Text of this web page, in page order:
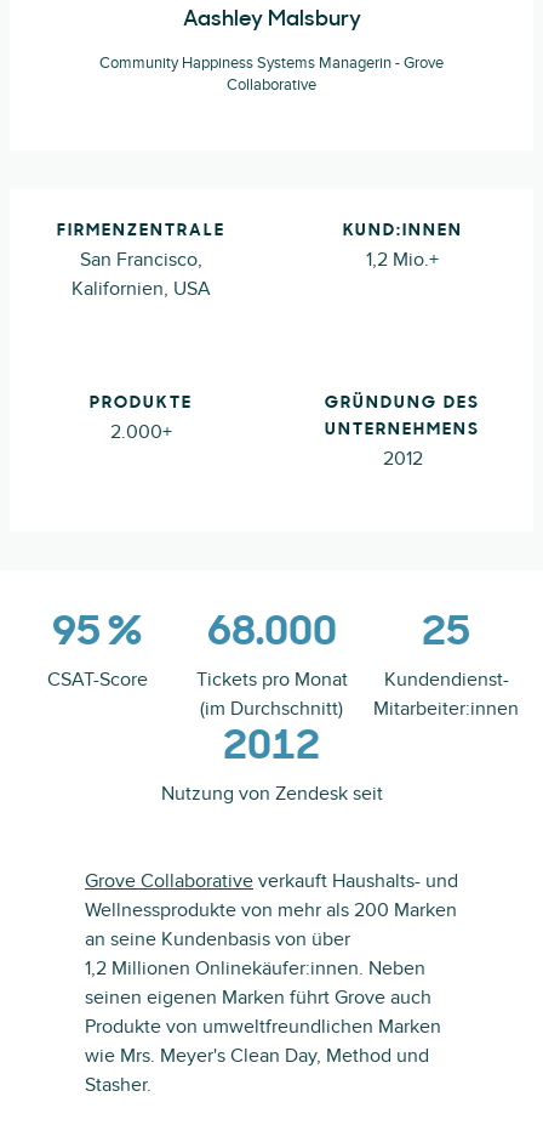
Aashley Malsbury
Community Happiness Systems Managerin - Grove
Collaborative
FIRMENZENTRALE
San Francisco,
Kalifornien, USA
KUND:INNEN
1,2 Mio.+
PRODUKTE
2.000+
GRÜNDUNG DES
UNTERNEHMENS
2012
95 %
CSAT-Score
68.000
Tickets pro Monat
(im Durchschnitt)
25
Kundendienst-
Mitarbeiter:innen
2012
Nutzung von Zendesk seit
Grove Collaborative verkauft Haushalts- und
Wellnessprodukte von mehr als 200 Marken
an seine Kundenbasis von über
1,2 Millionen Onlinekäufer:innen. Neben
seinen eigenen Marken führt Grove auch
Produkte von umweltfreundlichen Marken
wie Mrs. Meyer's Clean Day, Method und
Stasher.